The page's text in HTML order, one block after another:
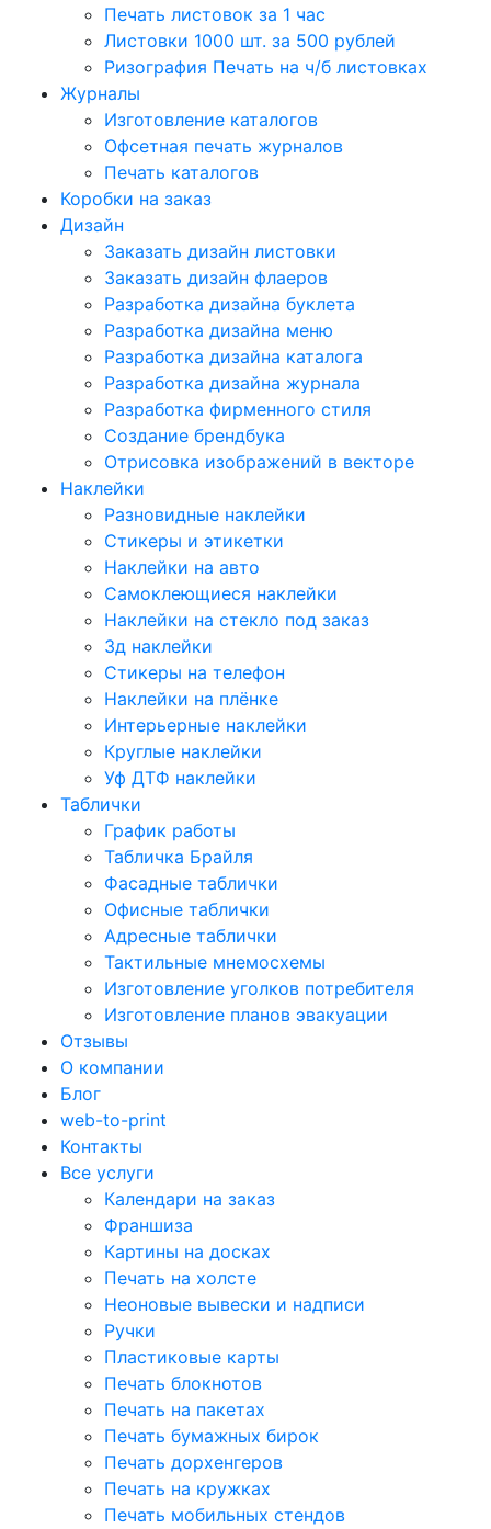
Печать листовок за 1 час
Листовки 1000 шт. за 500 рублей
Ризография Печать на ч/б листовках
Журналы
Изготовление каталогов
Офсетная печать журналов
Печать каталогов
Коробки на заказ
Дизайн
Заказать дизайн листовки
Заказать дизайн флаеров
Разработка дизайна буклета
Разработка дизайна меню
Разработка дизайна каталога
Разработка дизайна журнала
Разработка фирменного стиля
Создание брендбука
Отрисовка изображений в векторе
Наклейки
Разновидные наклейки
Стикеры и этикетки
Наклейки на авто
Самоклеющиеся наклейки
Наклейки на стекло под заказ
3д наклейки
Cтикеры на телефон
Наклейки на плёнке
Интерьерные наклейки
Круглые наклейки
Уф ДТФ наклейки
Таблички
График работы
Табличка Брайля
Фасадные таблички
Офисные таблички
Адресные таблички
Тактильные мнемосхемы
Изготовление уголков потребителя
Изготовление планов эвакуации
Отзывы
О компании
Блог
web-to-print
Контакты
Все услуги
Календари на заказ
Франшиза
Картины на досках
Печать на холсте
Неоновые вывески и надписи
Ручки
Пластиковые карты
Печать блокнотов
Печать на пакетах
Печать бумажных бирок
Печать дорхенгеров
Печать на кружках
Печать мобильных стендов